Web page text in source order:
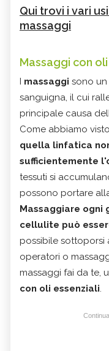
Qui trovi i vari
massaggi
Massaggi con
I massaggi sono
sanguigna, il cui
principale causa
Come abbiamo
quella linfatica
sufficientemente
tessuti si
possono portare
Massaggiare ogni
cellulite può
possibile sottoporsi
operatori o
massaggi fai da te,
con oli essenziali.